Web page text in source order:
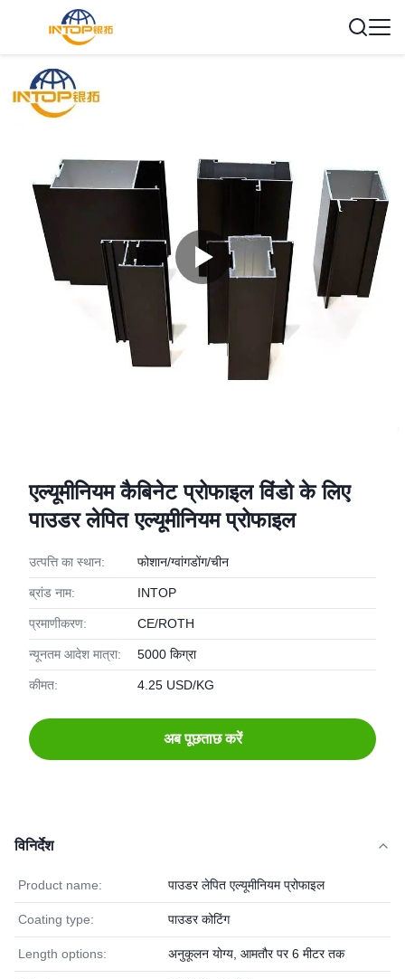
एल्यूमीनियम कैबिनेट प्रोफाइल विंडो के लिए
पाउडर लेपित एल्यूमीनियम प्रोफाइल
उत्पत्ति का स्थान: फोशान/ग्वांगडोंग/चीन
ब्रांड नाम: INTOP
प्रमाणीकरण: CE/ROTH
न्यूनतम आदेश मात्रा: 5000 किग्रा
कीमत: 4.25 USD/KG
अब पूछताछ करें
विनिर्देश
Product name: पाउडर लेपित एल्यूमीनियम प्रोफाइल
Coating type: पाउडर कोटिंग
Length options: अनुकूलन योग्य, आमतौर पर 6 मीटर तक